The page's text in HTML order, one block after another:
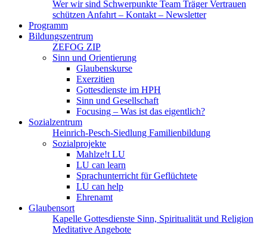
Wer wir sind Schwerpunkte Team TrägerVertrauen
schützen Anfahrt – Kontakt – Newsletter
Programm
Bildungszentrum
ZEFOG ZIP
Sinn und Orientierung
Glaubenskurse
Exerzitien
Gottesdienste im HPH
Sinn und Gesellschaft
Focusing – Was ist das eigentlich?
Sozialzentrum
Heinrich-Pesch-Siedlung Familienbildung
Sozialprojekte
Mahlze!t LU
LU can learn
Sprachunterricht für Geflüchtete
LU can help
Ehrenamt
Glaubensort
Kapelle Gottesdienste Sinn, Spiritualität und Religion
Meditative Angebote